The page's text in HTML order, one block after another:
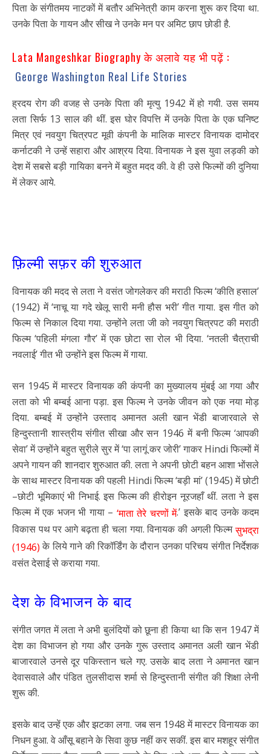
पिता के संगीतमय नाटकों में बतौर अभिनेत्री काम करना शुरू कर दिया था.
उनके पिता के गायन और सीख ने उनके मन पर अमिट छाप छोडी है.
Lata Mangeshkar Biography के अलावे यह भी पढ़ें :
George Washington Real Life Stories
ह्रदय रोग की वजह से उनके पिता की मृत्यु 1942 में हो गयी. उस समय
लता सिर्फ 13 साल की थीं. इस घोर विपत्ति में उनके पिता के एक घनिष्ट
मित्र एवं नवयुग चित्रपट मूवी कंपनी के मालिक मास्टर विनायक दामोदर
कर्नाटकी ने उन्हें सहारा और आश्रय दिया. विनायक ने इस युवा लड़की को
देश में सबसे बड़ी गायिका बनने में बहुत मदद की. वे ही उसे फिल्मों की दुनिया
में लेकर आये.
फ़िल्मी सफ़र की शुरुआत
विनायक की मदद से लता ने वसंत जोगलेकर की मराठी फिल्म ‘कीति हसाल’
(1942) में ‘नाचू या गदे खेलू सारी मनी हौस भरी’ गीत गाया. इस गीत को
फिल्म से निकाल दिया गया. उन्होंने लता जी को नवयुग चित्रपट की मराठी
फिल्म ‘पहिली मंगला गौर’ में एक छोटा सा रोल भी दिया. ‘नतली चैत्राची
नवलाई’ गीत भी उन्होंने इस फिल्म में गाया.
सन 1945 में मास्टर विनायक की कंपनी का मुख्यालय मुंबई आ गया और
लता को भी बम्बई आना पड़ा. इस फिल्म ने उनके जीवन को एक नया मोड़
दिया. बम्बई में उन्होंने उस्ताद अमानत अली खान भेंडी बाजारवाले से
हिन्दुस्तानी शास्त्रीय संगीत सीखा और सन 1946 में बनी फिल्म ‘आपकी
सेवा’ में उन्होंने बहुत सुरीले सुर में ‘पा लागूं कर जोरी’ गाकर Hindi फिल्मों में
अपने गायन की शानदार शुरुआत की. लता ने अपनी छोटी बहन आशा भोंसले
के साथ मास्टर विनायक की पहली Hindi फिल्म ‘बड़ी मां’ (1945) में छोटी
–छोटी भूमिकाएं भी निभाई. इस फिल्म की हीरोइन नूरजहाँ थीं. लता ने इस
फिल्म में एक भजन भी गाया – ‘माता तेरे चरणों में.’ इसके बाद उनके कदम
विकास पथ पर आगे बढ़ता ही चला गया. विनायक की अगली फिल्मसुभद्रा
(1946)के लिये गाने की रिकॉर्डिंग के दौरान उनका परिचय संगीत निर्देशक
वसंत देसाई से कराया गया.
देश के विभाजन के बाद
संगीत जगत में लता ने अभी बुलंदियों को छूना ही किया था कि सन 1947 में
देश का विभाजन हो गया और उनके गुरू उस्ताद अमानत अली खान भेंडी
बाजारवाले उनसे दूर पकिस्तान चले गए. उसके बाद लता ने अमानत खान
देवासवाले और पंडित तुलसीदास शर्मा से हिन्दुस्तानी संगीत की शिक्षा लेनी
शुरू की.
इसके बाद उन्हें एक और झटका लगा. जब सन 1948 में मास्टर विनायक का
निधन हुआ. वे आँसू बहाने के सिवा कुछ नहीं कर सकीं. इस बार मशहूर संगीत